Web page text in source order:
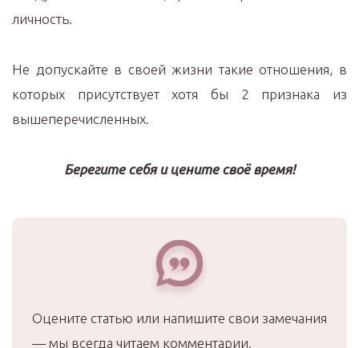
личность.
Не допускайте в своей жизни такие отношения, в
которых присутствует хотя бы 2 признака из
вышеперечисленных.
Берегите себя и цените своё время!
Оцените статью или напишите свои замечания
— мы всегда читаем комментарии.